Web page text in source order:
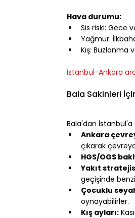
Hava durumu:
Sis riski: Gece
Yağmur:
Kış: Buzlanma
İstanbul-Ankara
Bala Sakinleri
Bala'dan
Ankara
çıkarak
HGS/OGS
Yakıt
geçişinde
Çocuklu
oynayabilirler.
Kış ayları: